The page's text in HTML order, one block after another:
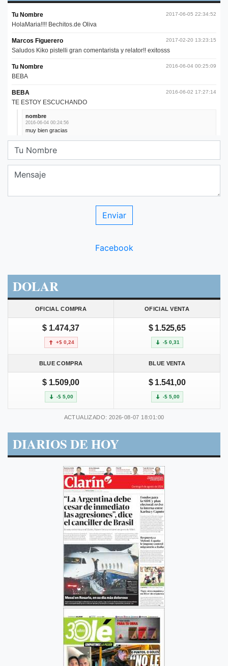
Facebook
DOLAR
OFICIAL COMPRA OFICIAL VENTA
$ 1.474,37
+$ 0,24
$ 1.525,65
-$ 0,31
BLUE COMPRA BLUE VENTA
$ 1.509,00
-$ 5,00
$ 1.541,00
-$ 5,00
ACTUALIZADO: 2026-08-07 18:01:00
DIARIOS DE HOY